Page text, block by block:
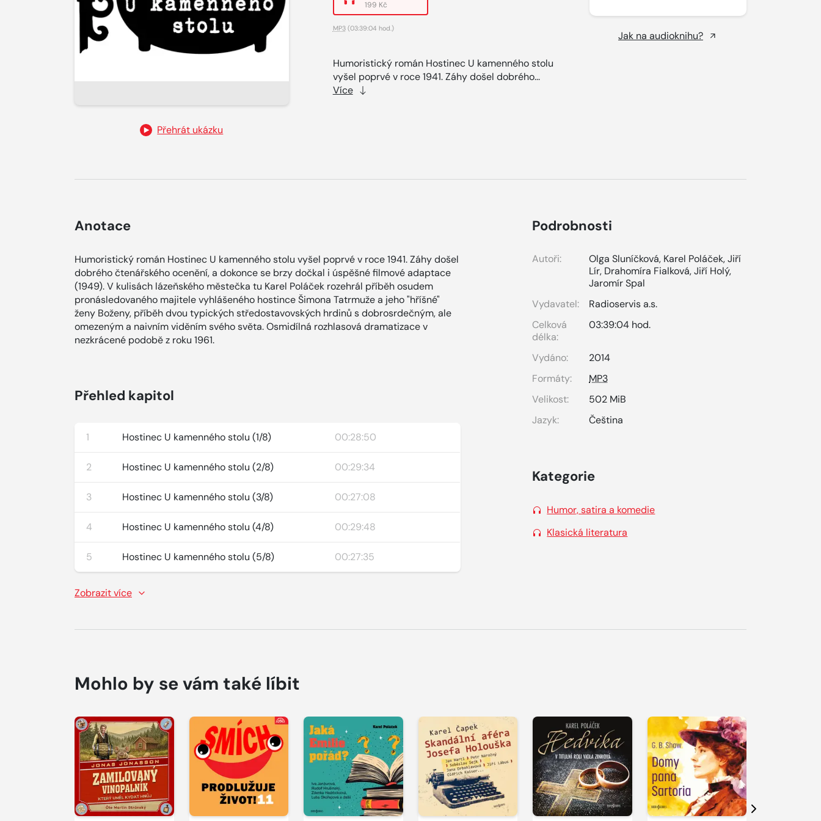
Přehrát ukázku
199 Kč
MP3(03:39:04 hod.)
Humoristický román Hostinec U kamenného stolu
vyšel poprvé v roce 1941. Záhy došel dobrého...
Více
Jak na audioknihu?
Anotace
Humoristický román Hostinec U kamenného stolu vyšel poprvé v roce 1941. Záhy došel
dobrého čtenářského ocenění, a dokonce se brzy dočkal i úspěšné filmové adaptace
(1949). V kulisách lázeňského městečka tu Karel Poláček rozehrál příběh osudem
pronásledovaného majitele vyhlášeného hostince Šimona Tatrmuže a jeho "hříšné"
ženy Boženy, příběh dvou typických středostavovských hrdinů s dobrosrdečným, ale
omezeným a naivním viděním svého světa. Osmidílná rozhlasová dramatizace v
nezkrácené podobě z roku 1961.
Přehled kapitol
1 Hostinec U kamenného stolu (1/8) 00:28:50
2 Hostinec U kamenného stolu (2/8) 00:29:34
3 Hostinec U kamenného stolu (3/8) 00:27:08
4 Hostinec U kamenného stolu (4/8) 00:29:48
5 Hostinec U kamenného stolu (5/8) 00:27:35
Zobrazit více
Podrobnosti
Autoři: Olga Sluníčková, Karel Poláček,Jiří
Lír, Drahomíra Fialková,Jiří Holý,
Jaromír Spal
Vydavatel:
Radioservis a.s.
Celková
délka:
03:39:04 hod.
Vydáno:
2014
Formáty:
MP3
Velikost:
502 MiB
Jazyk:
Čeština
Kategorie
Humor, satira a komedie
Klasická literatura
Mohlo by se vám také líbit
Přehrát
ukázku
Přehrát
ukázku
Přehrát
ukázku
Přehrát
ukázku
Přehrát
ukázku
Přehrát
ukázku
Další